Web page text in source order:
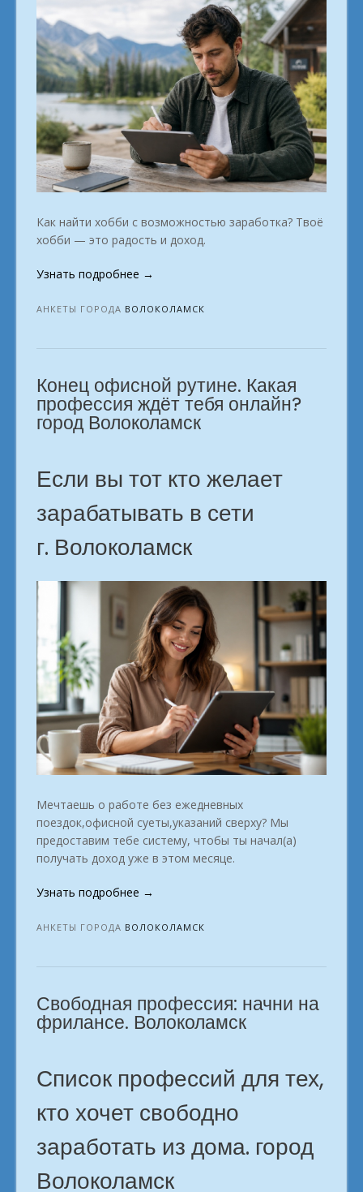
Как найти хобби с возможностью заработка? Твоё
хобби — это радость и доход.
Узнать подробнее «Мы
двери
мир
профессий.
город
Волоколамск»
→
АНКЕТЫ ГОРОДА ВОЛОКОЛАМСК
Конец офисной рутине. Какая
профессия ждёт тебя онлайн?
город Волоколамск
Если вы тот кто желает
зарабатывать в сети
г. Волоколамск
Мечтаешь о работе без ежедневных
поездок,офисной суеты,указаний сверху? Мы
предоставим тебе систему, чтобы ты начал(а)
получать доход уже в этом месяце.
Узнать подробнее «Конец
рутине.
профессия
тебя
онлайн?
город
→
АНКЕТЫ ГОРОДА ВОЛОКОЛАМСК
Свободная профессия: начни на
фрилансе. Волоколамск
Список профессий для тех,
кто хочет свободно
заработать из дома. город
Волоколамск